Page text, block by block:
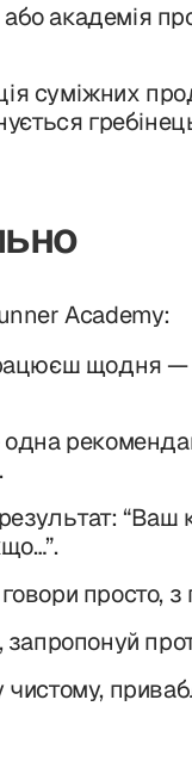
академія
суміжних
Academy:
щодня —
“Ваш
просто, з